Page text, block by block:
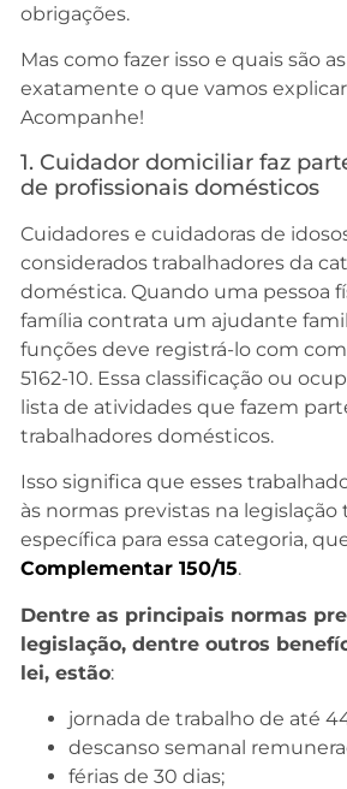
obrigações.
Mas como fazer isso e quais são
exatamente o que vamos
Acompanhe!
1. Cuidador domiciliar faz
de profissionais domésticos
Cuidadores e cuidadoras de
considerados trabalhadores da
doméstica. Quando uma pessoa
família contrata um ajudante
funções deve registrá-lo com
5162-10. Essa classificação ou
lista de atividades que fazem
trabalhadores domésticos.
Isso significa que esses
às normas previstas na legislação
específica para essa categoria,
Complementar 150/15.
Dentre as principais normas
legislação, dentre outros
lei, estão:
jornada de trabalho de até
descanso semanal
férias de 30 dias;